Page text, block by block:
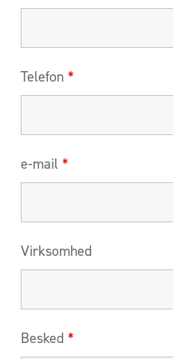
Telefon *
e-mail *
Virksomhed
Besked *